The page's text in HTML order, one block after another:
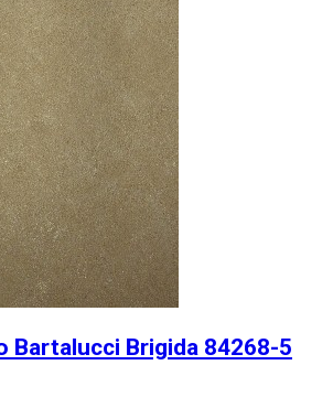
Bartalucci Brigida 84268-5